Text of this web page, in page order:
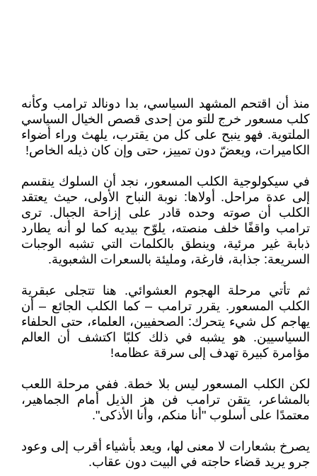
منذ أن اقتحم المشهد السياسي، بدا دونالد ترامب وكأنه
كلب مسعور خرج للتو من إحدى قصص الخيال السياسي
الملتوية. فهو ينبح على كل من يقترب، يلهث وراء أضواء
الكاميرات، ويعضّ دون تمييز، حتى وإن كان ذيله الخاص!
في سيكولوجية الكلب المسعور، نجد أن السلوك ينقسم
إلى عدة مراحل. أولاها: نوبة النباح الأولى، حيث يعتقد
الكلب أن صوته وحده قادر على إزاحة الجبال. ترى
ترامب واقفًا خلف منصته، يلوّح بيديه كما لو أنه يطارد
ذبابة غير مرئية، وينطق بالكلمات التي تشبه الوجبات
السريعة: جذابة، فارغة، ومليئة بالسعرات الشعبوية.
ثم تأتي مرحلة الهجوم العشوائي. هنا تتجلى عبقرية
الكلب المسعور. يقرر ترامب – كما الكلب الجائع – أن
يهاجم كل شيء يتحرك: الصحفيين، العلماء، حتى الحلفاء
السياسيين. هو يشبه في ذلك كلبًا اكتشف أن العالم
مؤامرة كبيرة تهدف إلى سرقة عظامه!
لكن الكلب المسعور ليس بلا خطة. ففي مرحلة اللعب
بالمشاعر، يتقن ترامب فن هز الذيل أمام الجماهير،
معتمدًا على أسلوب "أنا منكم، وأنا الأذكى".
يصرخ بشعارات لا معنى لها، ويعد بأشياء أقرب إلى وعود
جرو يريد قضاء حاجته في البيت دون عقاب.